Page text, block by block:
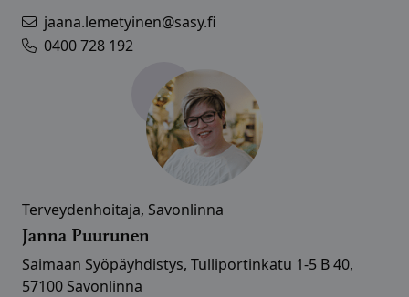
jaana.lemetyinen@sasy.fi
0400 728 192
Terveydenhoitaja, Savonlinna
Janna Puurunen
Saimaan Syöpäyhdistys, Tulliportinkatu 1-5 B 40,
57100 Savonlinna